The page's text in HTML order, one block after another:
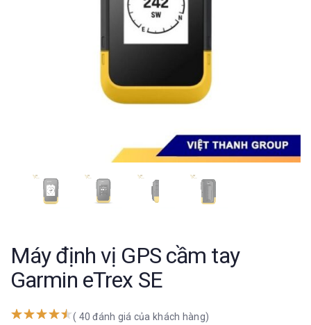
Máy định vị GPS cầm tay
Garmin eTrex SE
( 40 đánh giá của khách hàng)